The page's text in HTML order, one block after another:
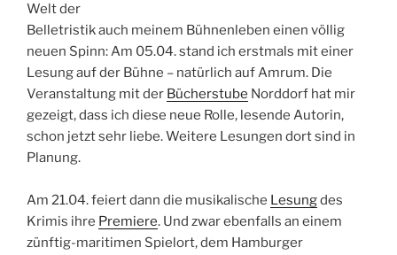
Welt der
Belletristik auch meinem Bühnenleben einen völlig
neuen Spinn: Am 05.04. stand ich erstmals mit einer
Lesung auf der Bühne – natürlich auf Amrum. Die
Veranstaltung mit der Bücherstube Norddorf hat mir
gezeigt, dass ich diese neue Rolle, lesende Autorin,
schon jetzt sehr liebe. Weitere Lesungen dort sind in
Planung.
Am 21.04. feiert dann die musikalische Lesungdes
Krimis ihre Premiere. Und zwar ebenfalls an einem
zünftig-maritimen Spielort, dem Hamburger